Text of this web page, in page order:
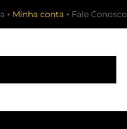
Minha conta Fale Conosco